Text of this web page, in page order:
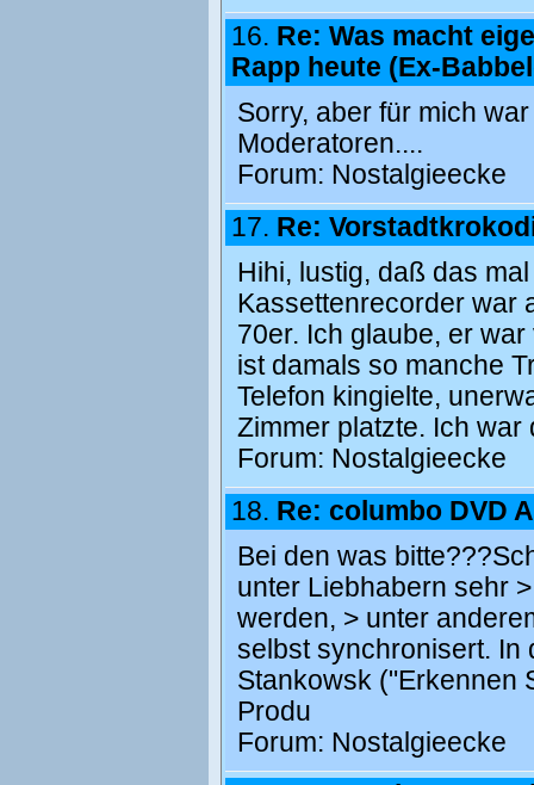
16. Re: Was macht
Rapp heute (Ex-
Sorry, aber für mich
Moderatoren....
Forum: Nostalgieecke
17. Re:
Hihi, lustig, daß das
Kassettenrecorder war
70er. Ich glaube, er
ist damals so manche
Telefon kingielte,
Zimmer platzte. Ich war
Forum: Nostalgieecke
18. Re: columbo DVD
Bei den was
unter Liebhabern sehr
werden, > unter
selbst synchronisert. In
Stankowsk ("Erkennen
Produ
Forum: Nostalgieecke